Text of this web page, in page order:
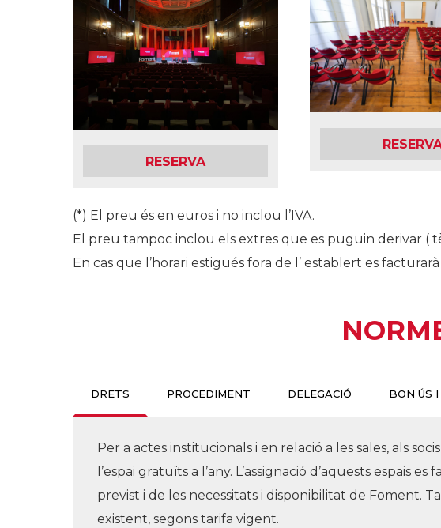
RESERVA
(*) El preu és en euros i no inclou l’IVA.
El preu tampoc inclou els extres que es puguin derivar (
En cas que l’horari estigués fora de l’ establert es
DRETS PROCEDIMENT DELEGACIÓ BON ÚS I
Per a actes institucionals i en relació a les sales, als
l’espai gratuïts a l’any. L’assignació d’aquests
previst i de les necessitats i disponibilitat de Foment.
existent, segons tarifa vigent.